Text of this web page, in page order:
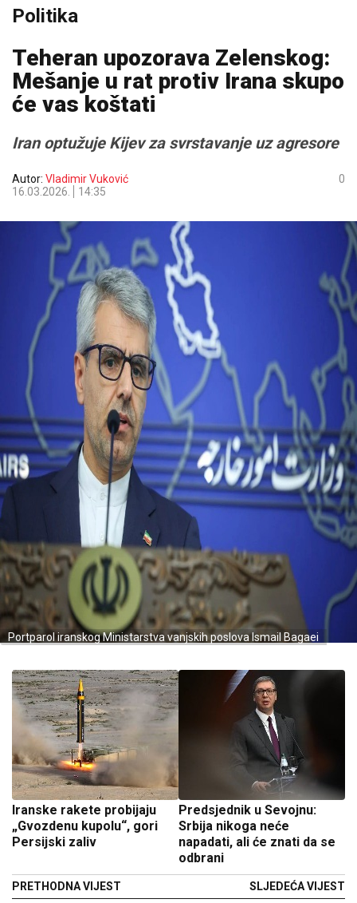
Politika
Teheran upozorava Zelenskog:
Mešanje u rat protiv Irana skupo
će vas koštati
Iran optužuje Kijev za svrstavanje uz agresore
Autor: Vladimir Vuković
16.03.2026.
14:35
0
Portparol iranskog Ministarstva vanjskih poslova Ismail Bagaei
Iranske rakete probijaju
„Gvozdenu kupolu“, gori
Persijski zaliv
PRETHODNA VIJEST
Predsjednik u Sevojnu:
Srbija nikoga neće
napadati, ali će znati da se
odbrani
SLJEDEĆA VIJEST